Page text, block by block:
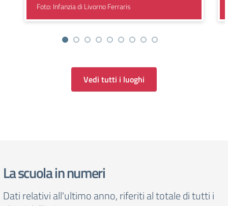
Foto: Infanzia di Livorno Ferraris
Vedi tutti i luoghi
La scuola in numeri
Dati relativi all'ultimo anno, riferiti al totale di tutti i